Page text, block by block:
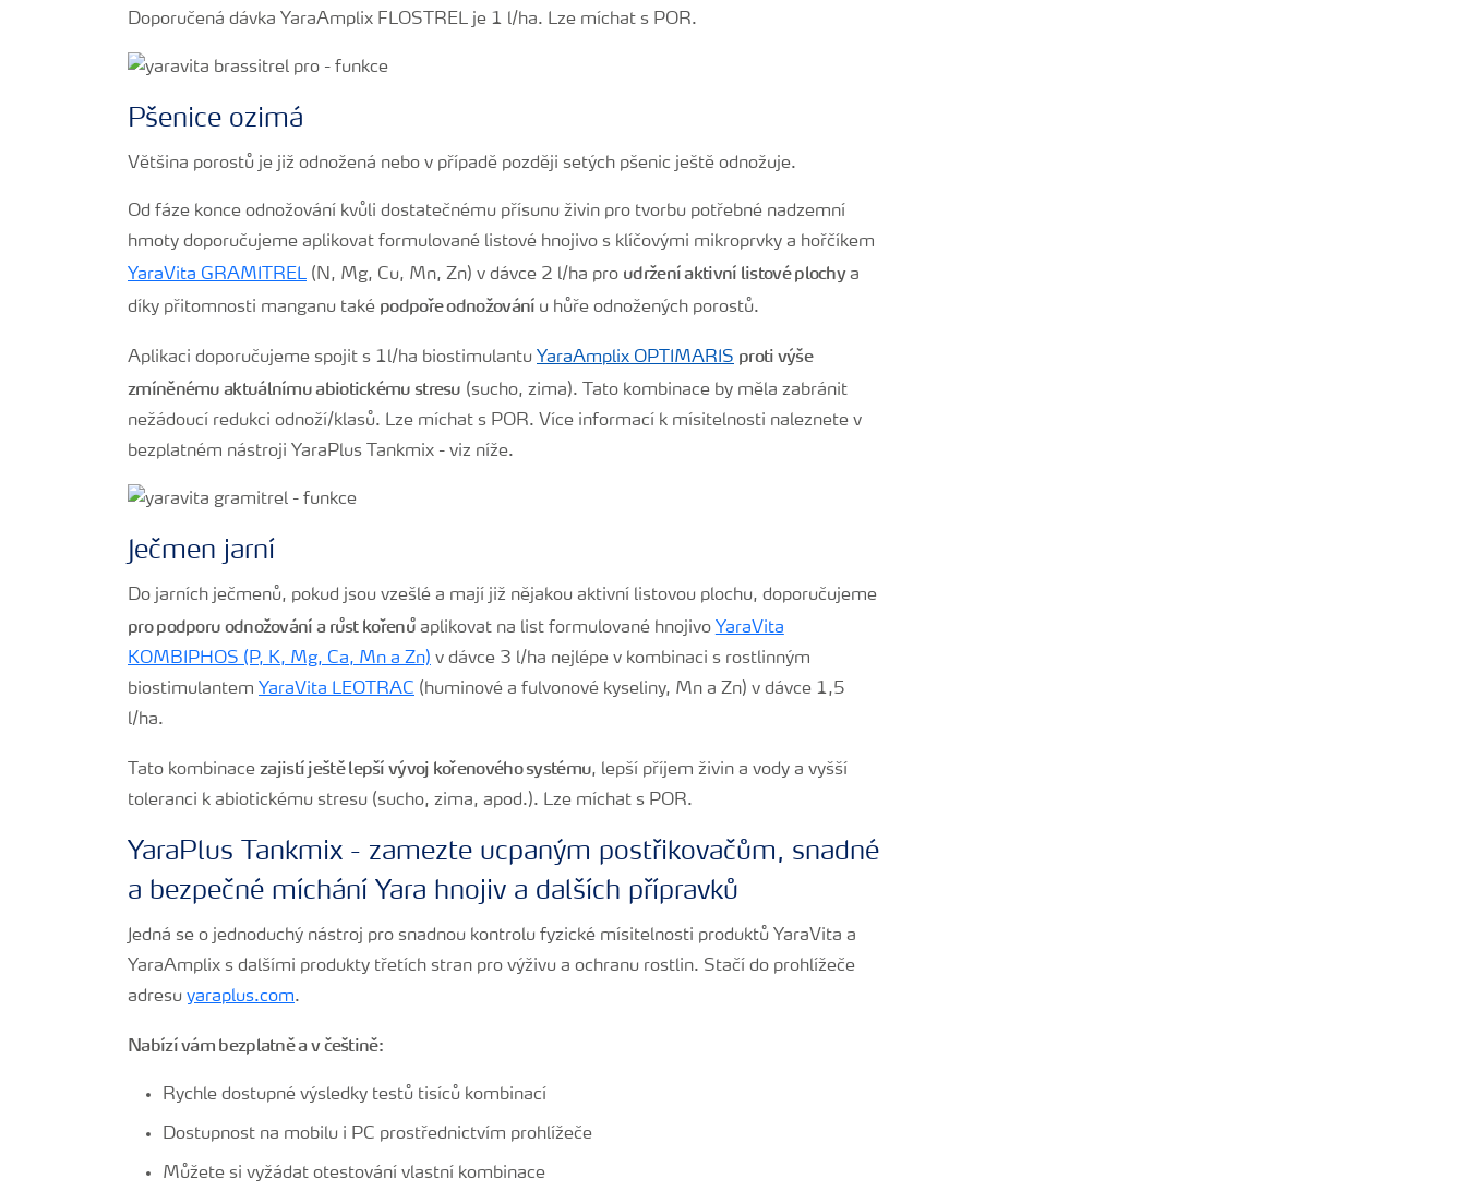
Doporučená dávka YaraAmplix FLOSTREL je 1 l/ha. Lze míchat s POR.
Pšenice ozimá
Většina porostů je již odnožená nebo v případě později setých pšenic ještě odnožuje.
Od fáze konce odnožování kvůli dostatečnému přísunu živin pro tvorbu potřebné nadzemní
hmoty doporučujeme aplikovat formulované listové hnojivo s klíčovými mikroprvky a hořčíkem
YaraVita GRAMITREL (N, Mg, Cu, Mn, Zn) v dávce 2 l/ha pro udržení aktivní listové plochya
díky přitomnosti manganu také podpoře odnožování u hůře odnožených porostů.
Aplikaci doporučujeme spojit s 1l/ha biostimulantu YaraAmplix OPTIMARIS proti výše
zmíněnému aktuálnímu abiotickému stresu (sucho, zima). Tato kombinace by měla zabránit
nežádoucí redukci odnoží/klasů. Lze míchat s POR. Více informací k mísitelnosti naleznete v
bezplatném nástroji YaraPlus Tankmix - viz níže.
Ječmen jarní
Do jarních ječmenů, pokud jsou vzešlé a mají již nějakou aktivní listovou plochu, doporučujeme
pro podporu odnožování a růst kořenůaplikovat na list formulované hnojivo YaraVita
KOMBIPHOS (P, K, Mg, Ca, Mn a Zn) v dávce 3 l/ha nejlépe v kombinaci s rostlinným
biostimulantem YaraVita LEOTRAC (huminové a fulvonové kyseliny, Mn a Zn) v dávce 1,5
l/ha.
Tato kombinace zajistí ještě lepší vývoj kořenového systému, lepší příjem živin a vody a vyšší
toleranci k abiotickému stresu (sucho, zima, apod.). Lze míchat s POR.
YaraPlus Tankmix - zamezte ucpaným postřikovačům, snadné
a bezpečné míchání Yara hnojiv a dalších přípravků
Jedná se o jednoduchý nástroj pro snadnou kontrolu fyzické mísitelnosti produktů YaraVita a
YaraAmplix s dalšími produkty třetích stran pro výživu a ochranu rostlin. Stačí do prohlížeče
adresu yaraplus.com.
Nabízí vám bezplatně a v češtině:
Rychle dostupné výsledky testů tisíců kombinací
Dostupnost na mobilu i PC prostřednictvím prohlížeče
Můžete si vyžádat otestování vlastní kombinace